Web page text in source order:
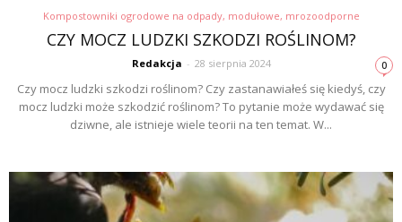
Kompostowniki ogrodowe na odpady, modułowe, mrozoodporne
CZY MOCZ LUDZKI SZKODZI ROŚLINOM?
Redakcja - 28 sierpnia 2024 0
Czy mocz ludzki szkodzi roślinom? Czy zastanawiałeś się kiedyś, czy
mocz ludzki może szkodzić roślinom? To pytanie może wydawać się
dziwne, ale istnieje wiele teorii na ten temat. W...